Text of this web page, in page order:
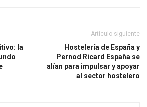
la
Artículo siguiente
Hostelería de España y
Pernod Ricard España se
alían para impulsar y apoyar
al sector hostelero